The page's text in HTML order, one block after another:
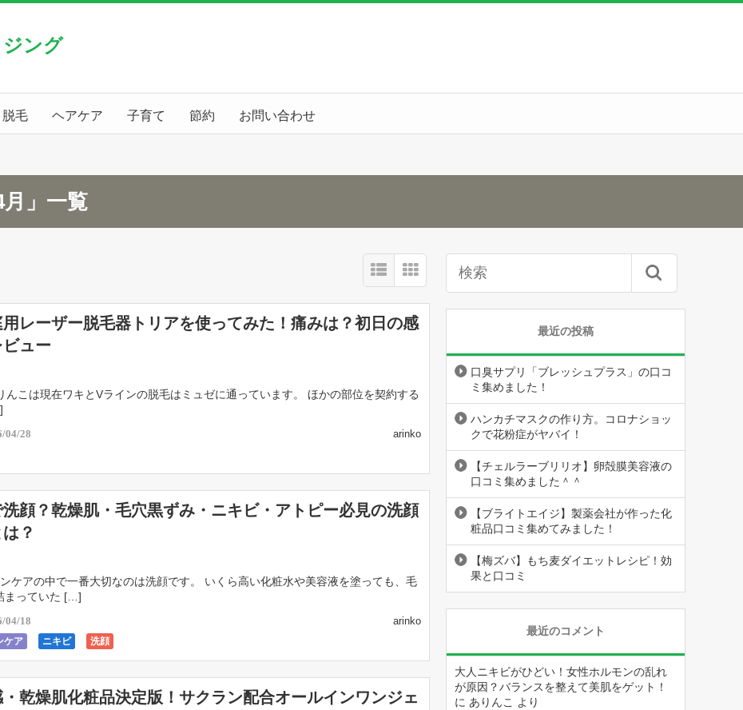
ング
脱毛 ヘアケア 子育て 節約 お問い合わせ
月」一覧
用レーザー脱毛器トリアを使ってみた！痛みは？初日の感
ュー
こは現在ワキとVラインの脱毛はミュゼに通っています。 ほかの部位を契約する
04/28 arinko
顔？乾燥肌・毛穴黒ずみ・ニキビ・アトピー必見の洗顔
？
ケアの中で一番大切なのは洗顔です。 いくら高い化粧水や美容液を塗っても、毛
まっていた […]
04/18
ケア ニキビ 洗顔
arinko
乾燥肌化粧品決定版！サクラン配合オールインワンジェ
最近の投稿
口臭サプリ「ブレッシュプラス」の口コ
ミ集めました！
ハンカチマスクの作り方。コロナショッ
クで花粉症がヤバイ！
【チェルラーブリリオ】卵殻膜美容液の
口コミ集めました＾＾
【ブライトエイジ】製薬会社が作った化
粧品口コミ集めてみました！
【梅ズバ】もち麦ダイエットレシピ！効
果と口コミ
最近のコメント
大人ニキビがひどい！女性ホルモンの乱れ
が原因？バランスを整えて美肌をゲット！
に ありんこ より